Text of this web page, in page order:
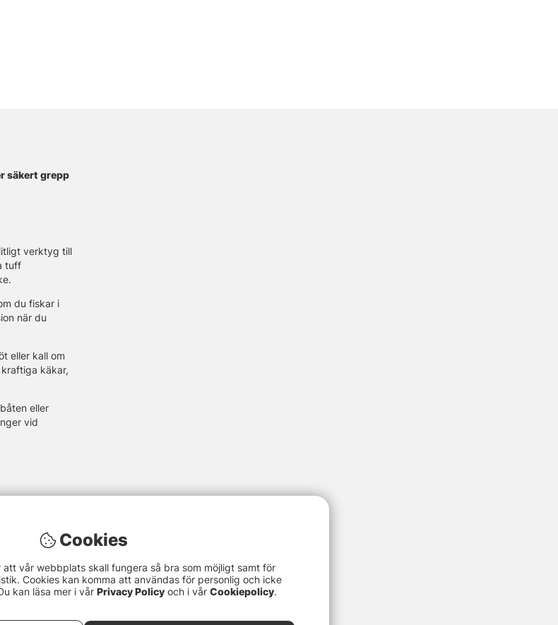
säkert grepp
verktyg till
tuff
du fiskar i
när du
eller kall om
käkar,
eller
vid
Cookies
vår webbplats skall fungera så bra som möjligt samt för
Cookies kan komma att användas för personlig och icke
kan läsa mer i vår Privacy Policy och i vår Cookiepolicy.